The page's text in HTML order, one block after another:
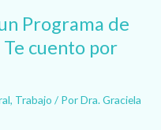
Programa de
cuento por
, Trabajo / PorDra. Graciela